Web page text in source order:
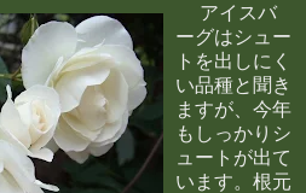
アイスバ
ーグはシュー
トを出しにく
い品種と聞き
ますが、今年
もしっかりシ
ュートが出て
います。根元